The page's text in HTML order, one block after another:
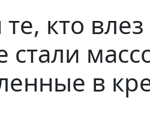
кто влез
стали
в